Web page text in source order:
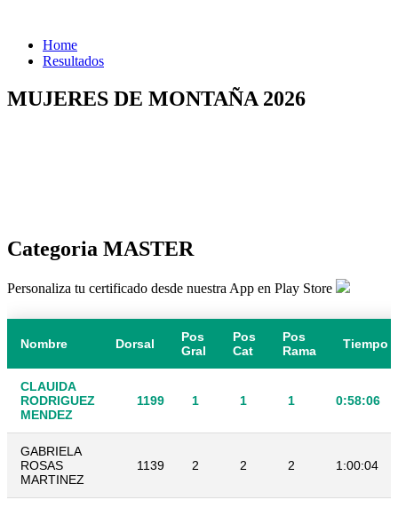
Home
Resultados
MUJERES DE MONTAÑA 2026
Categoria MASTER
Personaliza tu certificado desde nuestra App en Play Store
Nombre Dorsal
Pos
Gral
Pos
Cat
Pos
Rama
Tiempo
CLAUIDA
RODRIGUEZ
MENDEZ
1199 1 1 1 0:58:06
GABRIELA
ROSAS
MARTINEZ
1139 2 2 2 1:00:04